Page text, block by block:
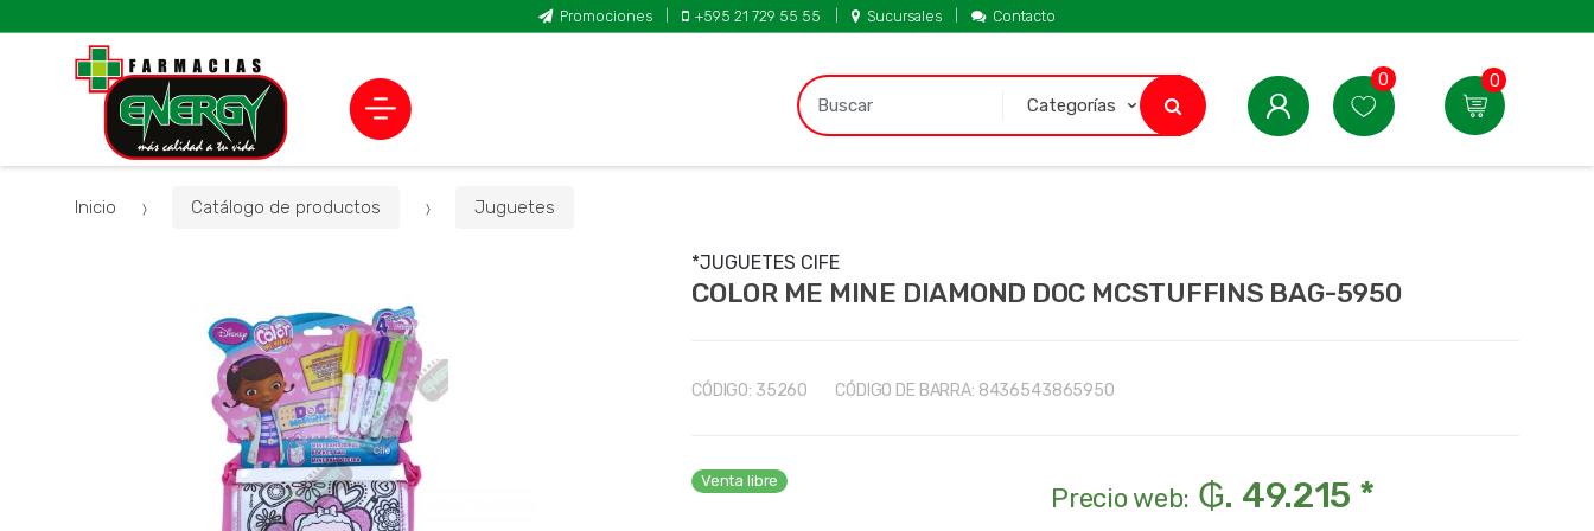
Promociones +595 21 729 55 55 Sucursales Contacto
B
u
c
p
o
0 0
Inicio Catálogo de productos Juguetes
*JUGUETES CIFE
COLOR ME MINE DIAMOND DOC MCSTUFFINS BAG-5950
CÓDIGO: 35260 CÓDIGO DE BARRA: 8436543865950
Venta libre
Precio web: ₲. 49.215 *